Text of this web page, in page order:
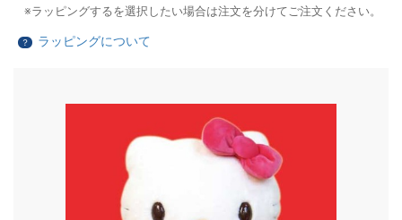
ラッピングするを選択したい場合は注文を分けてご注文ください。
？ ラッピングについて